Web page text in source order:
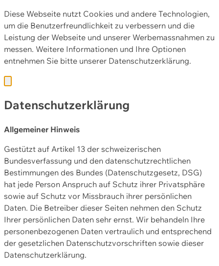
Diese Webseite nutzt Cookies und andere Technologien,
um die Benutzerfreundlichkeit zu verbessern und die
Leistung der Webseite und unserer Werbemassnahmen zu
messen. Weitere Informationen und Ihre Optionen
entnehmen Sie bitte unserer Datenschutzerklärung.
Datenschutzerklärung
Allgemeiner Hinweis
Gestützt auf Artikel 13 der schweizerischen
Bundesverfassung und den datenschutzrechtlichen
Bestimmungen des Bundes (Datenschutzgesetz, DSG)
hat jede Person Anspruch auf Schutz ihrer Privatsphäre
sowie auf Schutz vor Missbrauch ihrer persönlichen
Daten. Die Betreiber dieser Seiten nehmen den Schutz
Ihrer persönlichen Daten sehr ernst. Wir behandeln Ihre
personenbezogenen Daten vertraulich und entsprechend
der gesetzlichen Datenschutzvorschriften sowie dieser
Datenschutzerklärung.